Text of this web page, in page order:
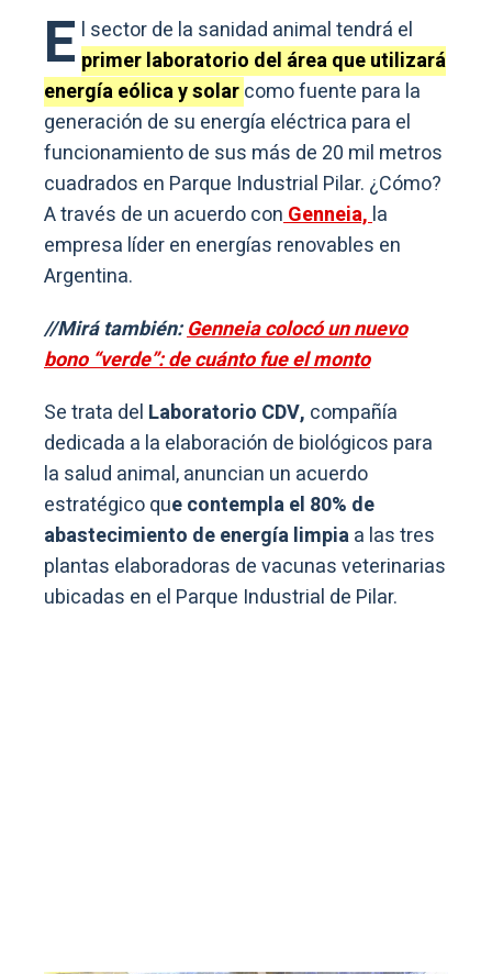
E l sector de la sanidad animal tendrá el
primer laboratorio del área que utilizará
energía eólica y solarcomo fuente para la
generación de su energía eléctrica para el
funcionamiento de sus más de 20 mil metros
cuadrados en Parque Industrial Pilar. ¿Cómo?
A través de un acuerdo conGenneia,la
empresa líder en energías renovables en
Argentina.
//Mirá también:Genneia colocó un nuevo
bono “verde”: de cuánto fue el monto
Se trata del Laboratorio CDV, compañía
dedicada a la elaboración de biológicos para
la salud animal, anuncian un acuerdo
estratégico que contempla el 80% de
abastecimiento de energía limpiaa las tres
plantas elaboradoras de vacunas veterinarias
ubicadas en el Parque Industrial de Pilar.